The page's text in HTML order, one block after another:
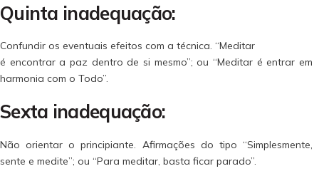
Quinta inadequação:
Confundir os eventuais efeitos com a técnica. “Meditar
é encontrar a paz dentro de si mesmo”; ou “Meditar é entrar em
harmonia com o Todo”.
Sexta inadequação:
Não orientar o principiante. Afirmações do tipo “Simplesmente,
sente e medite”; ou “Para meditar, basta ficar parado”.